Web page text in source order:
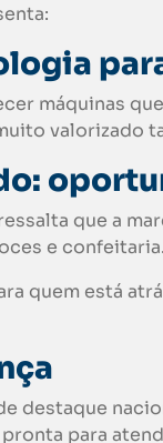
máquinas
valorizado
que a
e
quem está
destaque
para